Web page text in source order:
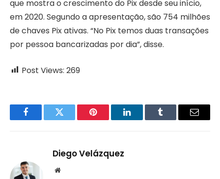
que mostra o crescimento do Pix desde seu início,
em 2020. Segundo a apresentação, são 754 milhões
de chaves Pix ativas. “No Pix temos duas transações
por pessoa bancarizadas por dia”, disse.
Post Views: 269
FacebookTwitter Pinterest LinkedInTumblr Email
Diego Velázquez
Website